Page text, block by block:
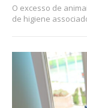
O excesso de
de higiene